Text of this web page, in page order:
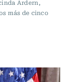
Ardern,
más de cinco